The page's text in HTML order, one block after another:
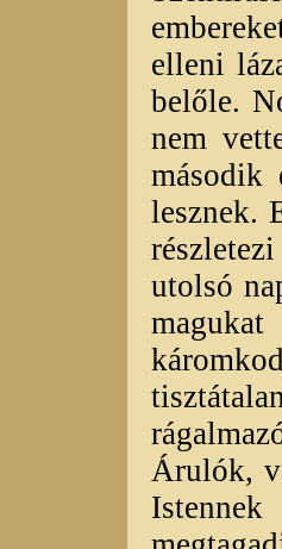
elleni
belőle.
nem
második
lesznek.
utolsó
Árulók,